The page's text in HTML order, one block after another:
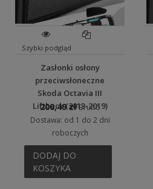
Szybki podgląd
Zasłonki osłony
przeciwsłoneczne
Skoda Octavia III
Liftback (2013-2019)
200,49 zł Brutto
Dostawa: od 1 do 2 dni
roboczych
DODAJ DO
KOSZYKA